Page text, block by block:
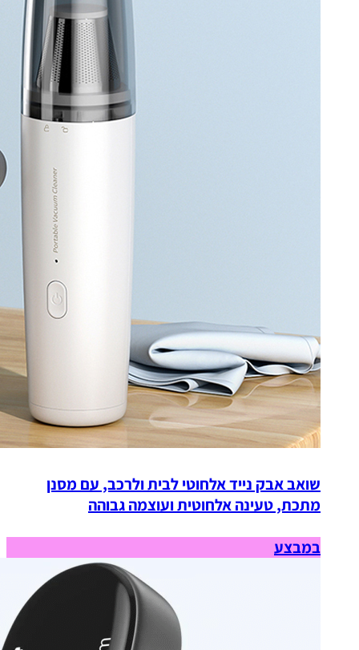
שואב אבק נייד אלחוטי לבית ולרכב, עם מסנן
מתכת, טעינה אלחוטית ועוצמה גבוהה
במבצע